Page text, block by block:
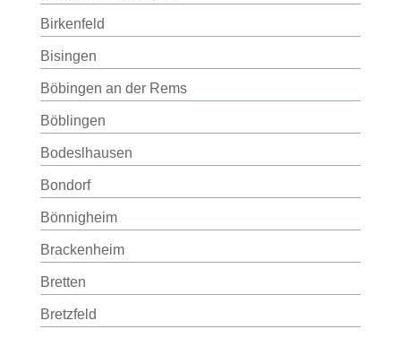
Birkenfeld
Bisingen
Böbingen an der Rems
Böblingen
Bodeslhausen
Bondorf
Bönnigheim
Brackenheim
Bretten
Bretzfeld